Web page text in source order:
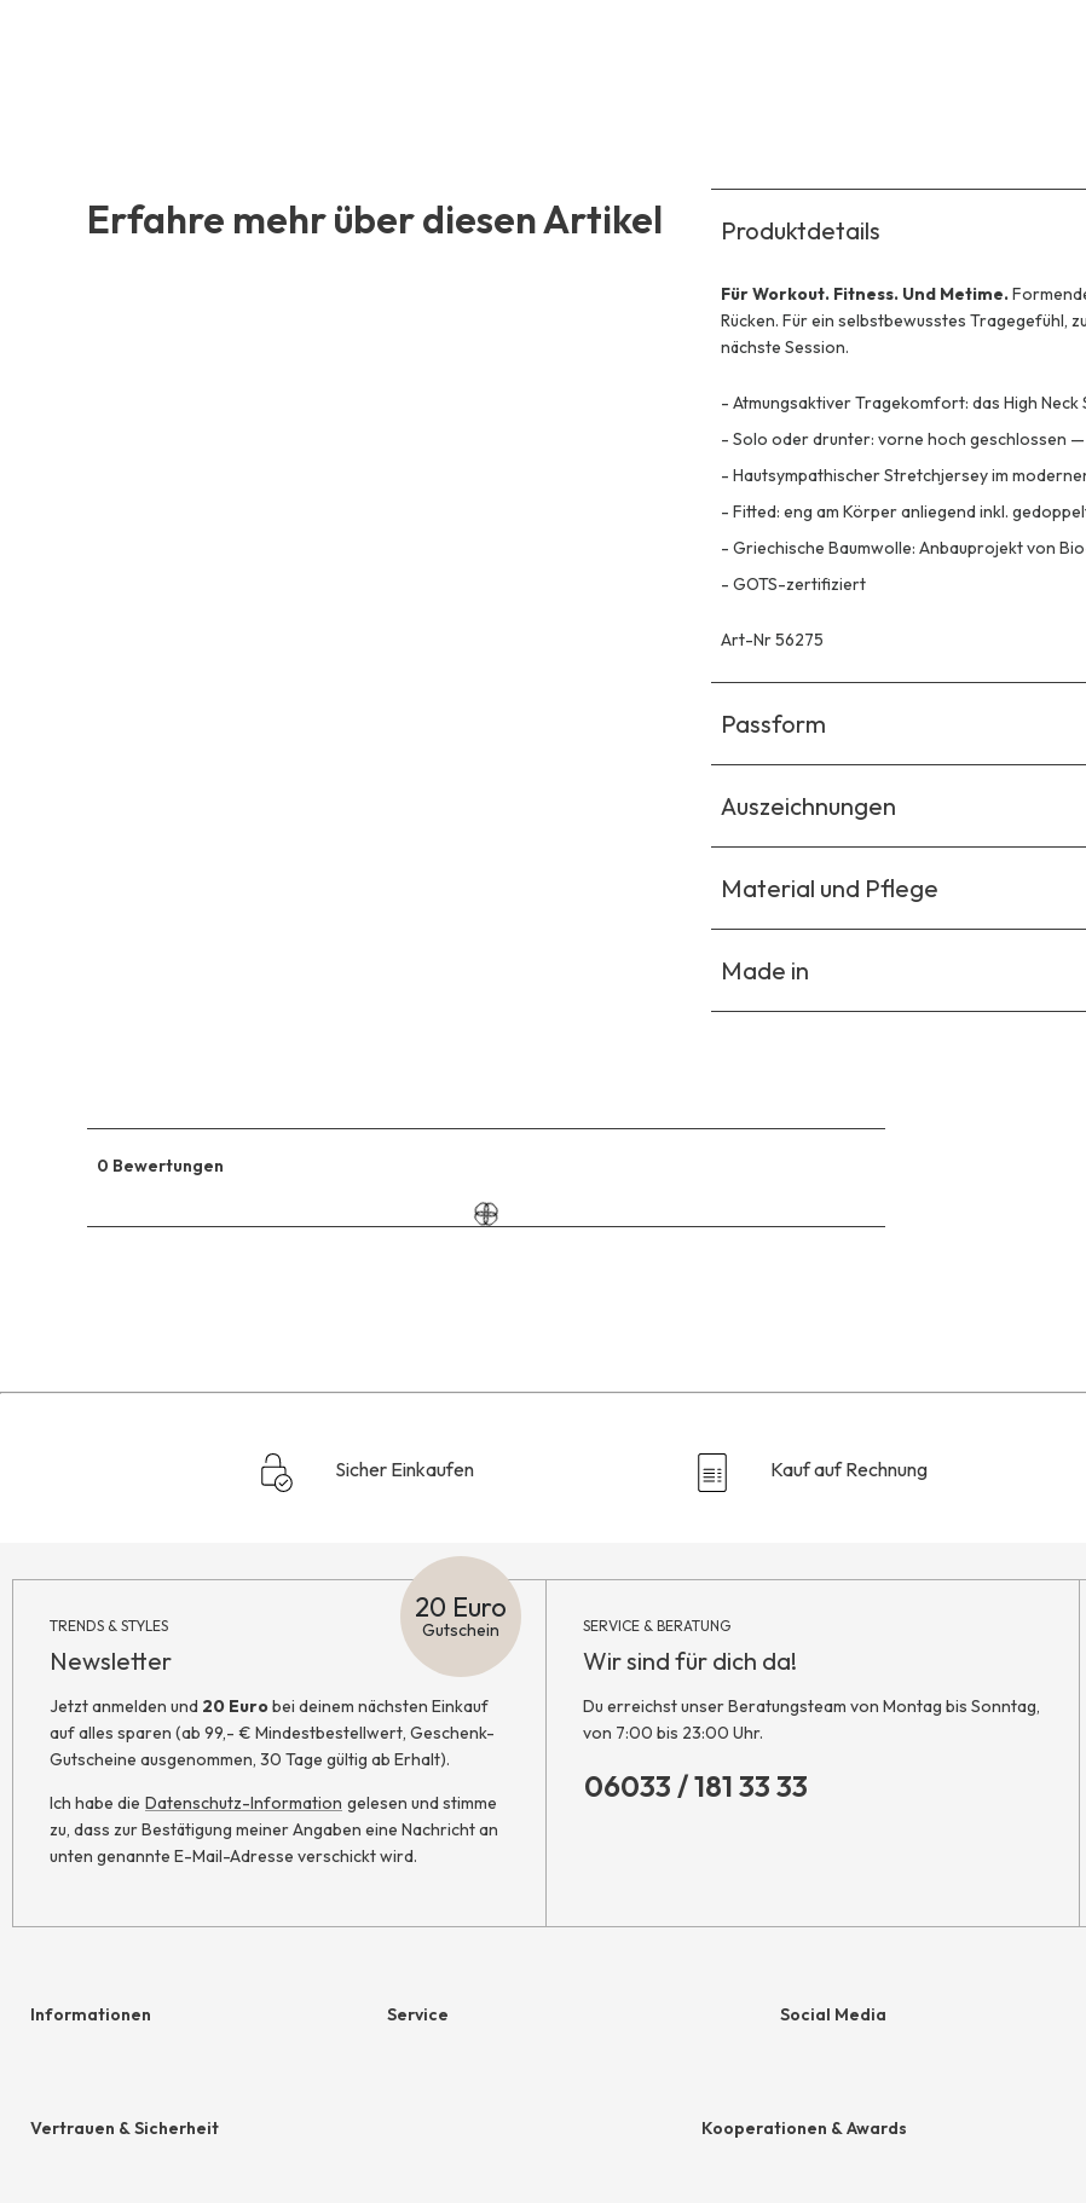
Erfahre mehr über diesen Artikel Produktdetails
Für Workout. Fitness. Und Metime.
Rücken. Für ein selbstbewusstes Tragegefühl,
nächste Session.
- Atmungsaktiver Tragekomfort: das High
- Solo oder drunter: vorne hoch geschlossen
- Hautsympathischer Stretchjersey im
- Fitted: eng am Körper anliegend inkl.
- Griechische Baumwolle: Anbauprojekt von
- GOTS-zertifiziert
Art-Nr 56275
Passform
Auszeichnungen
Material und Pflege
Made in
0 Bewertungen
Reviews
Sicher Einkaufen Kauf auf Rechnung
TRENDS & STYLES
Newsletter
20 Euro
Gutschein
Jetzt anmelden und 20 Eurobei deinem nächsten Einkauf
auf alles sparen (ab 99,- € Mindestbestellwert, Geschenk-
Gutscheine ausgenommen, 30 Tage gültig ab Erhalt).
Ich habe die Datenschutz-Information gelesen und stimme
zu, dass zur Bestätigung meiner Angaben eine Nachricht an
unten genannte E-Mail-Adresse verschickt wird.
SERVICE & BERATUNG
Wir sind für dich da!
Du erreichst unser Beratungsteam von Montag bis Sonntag,
von 7:00 bis 23:00 Uhr.
06033 / 181 33 33
Informationen
Newsletter
Service Social Media
Vertrauen & Sicherheit Kooperationen & Awards